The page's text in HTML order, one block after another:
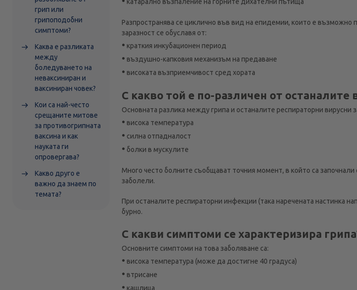
грип или
грипоподобни
симптоми?
Каква е разликата
между
боледуването на
неваксиниран и
ваксиниран човек?
Кои са най-често
срещаните митове
за противогрипната
ваксина и как
науката ги
опровергава?
Какво друго е
важно да знаем по
темата?
Разпространява се циклично във вид на епидемии, които е
заразност се обуславя от:
• краткия инкубационен период
• въздушно-капковия механизъм на предаване
• високата възприемчивост сред хората
С какво той е по-различен от останалите
Основната разлика между грипа и останалите респираторни вирусни
• висока температура
• силна отпадналост
• болки в мускулите
Много често болните съобщават точния момент, в който са
заболели.
При останалите респираторни инфекции (така наречената настинка
бурно.
С какви симптоми се характеризира
Основните симптоми на това заболяване са:
• висока температура (може да достигне 40 градуса)
• втрисане
• кашлица